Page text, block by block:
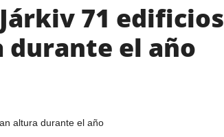
ADICIONAL
Podcasts
Publicaciones
71 edificios
durante el año